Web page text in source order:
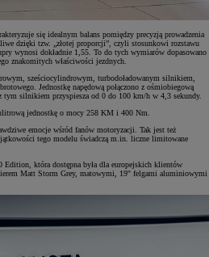
się idealnym balans pomiędzy precyzją prowadzenia
dzięki tzw. „złotej proporcji”, czyli stosunkowi rozstawu
wynosi dokładnie 1,55. To do tych wymiarów dopasowano
znakomitych właściwości jezdnych.
sześciocylindrowym, turbodoładowanym silnikiem,
Jednostkę napędową połączono z ośmiobiegową
tym silnikiem przyspiesza od 0 do 100 km/h w 4,3 sekundy.
jednostkę o mocy 258 KM i 400 Nm.
emocje wśród fanów motoryzacji. Tak jest też
tego modelu świadczą m.in. liczne limitowane
Edition, która dostępna była dla europejskich klientów
Matt Storm Grey, matowymi, 19'' felgami aluminiowymi